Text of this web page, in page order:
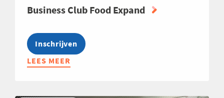
Business Club Food Expand
Inschrijven
LEES MEER
ABOUT